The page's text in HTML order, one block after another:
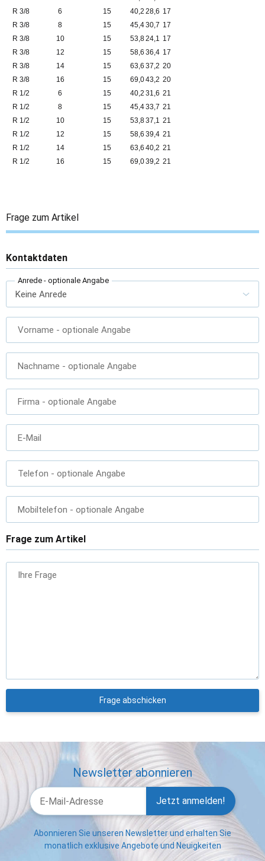
R 3/8
6 15 40,2 28,6 17
R 3/8
8 15 45,430,7 17
R 3/8
10 15 53,824,1 17
R 3/8
12 15 58,6 36,4 17
R 3/8
14 15 63,6 37,2 20
R 3/8
16 15 69,043,2 20
R 1/2
6 15 40,2 31,6 21
R 1/2
8 15 45,433,7 21
R 1/2
10 15 53,837,1 21
R 1/2
12 15 58,6 39,4 21
R 1/2
14 15 63,6 40,2 21
R 1/2
16 15 69,039,2 21
Frage zum Artikel
Kontaktdaten
Anrede - optionale Angabe
Vorname - optionale Angabe
Nachname - optionale Angabe
Firma - optionale Angabe
E-Mail
Telefon - optionale Angabe
Mobiltelefon - optionale Angabe
Frage zum Artikel
Ihre Frage
Frage abschicken
Newsletter abonnieren
Jetzt anmelden!
Abonnieren Sie unseren Newsletter und erhalten Sie
monatlich exklusive Angebote und Neuigkeiten